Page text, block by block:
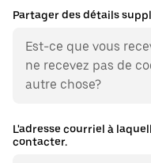
Partager des détails
L'adresse courriel à
contacter.